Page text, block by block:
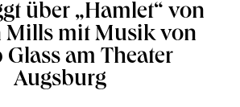
über „Hamlet“ von
Mills mit Musik von
am Theater
Augsburg